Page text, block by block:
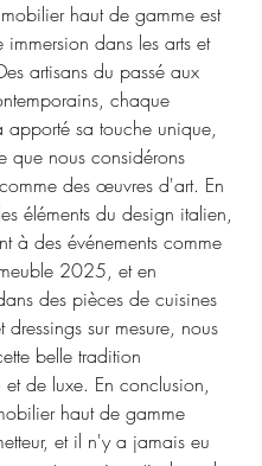
haut de gamme est
immersion dans les arts et
artisans du passé aux
chaque
apporté sa touche unique,
que nous considérons
des œuvres d'art. En
éléments du design italien,
à des événements comme
2025, et en
des pièces de cuisines
dressings sur mesure, nous
belle tradition
de luxe. En conclusion,
haut de gamme
et il n'y a jamais eu